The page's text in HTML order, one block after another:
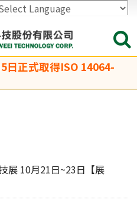
日正式取得ISO 14064-
展 10月21日~23日【展